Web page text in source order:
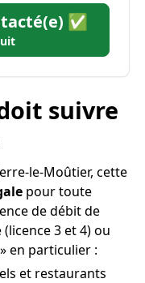
✅
suivre
le-Moûtier, cette
pour toute
de débit de
3 et 4) ou
en particulier :
et restaurants